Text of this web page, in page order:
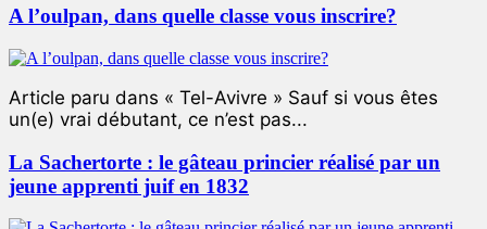
A l’oulpan, dans quelle classe vous inscrire?
Article paru dans « Tel-Avivre » Sauf si vous êtes
un(e) vrai débutant, ce n’est pas...
La Sachertorte : le gâteau princier réalisé par un
jeune apprenti juif en 1832